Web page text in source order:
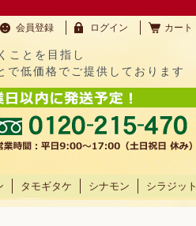
会員登録 ログイン カート
ことを目指し
低価格でご提供しております
タモギタケ シナモン シラジット